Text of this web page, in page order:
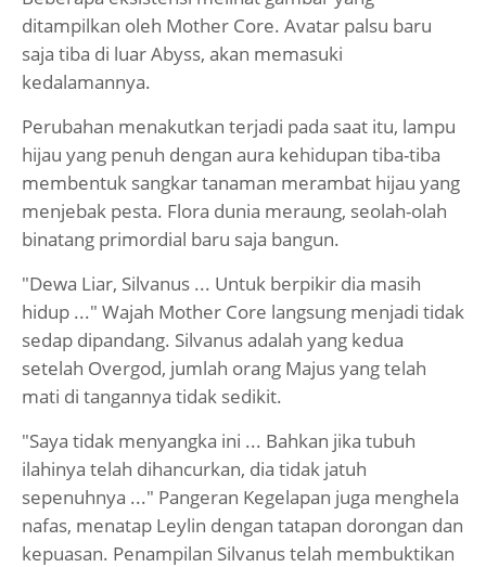
ditampilkan oleh Mother Core. Avatar palsu baru
saja tiba di luar Abyss, akan memasuki
kedalamannya.
Perubahan menakutkan terjadi pada saat itu, lampu
hijau yang penuh dengan aura kehidupan tiba-tiba
membentuk sangkar tanaman merambat hijau yang
menjebak pesta. Flora dunia meraung, seolah-olah
binatang primordial baru saja bangun.
"Dewa Liar, Silvanus ... Untuk berpikir dia masih
hidup ..." Wajah Mother Core langsung menjadi tidak
sedap dipandang. Silvanus adalah yang kedua
setelah Overgod, jumlah orang Majus yang telah
mati di tangannya tidak sedikit.
"Saya tidak menyangka ini ... Bahkan jika tubuh
ilahinya telah dihancurkan, dia tidak jatuh
sepenuhnya ..." Pangeran Kegelapan juga menghela
nafas, menatap Leylin dengan tatapan dorongan dan
kepuasan. Penampilan Silvanus telah membuktikan